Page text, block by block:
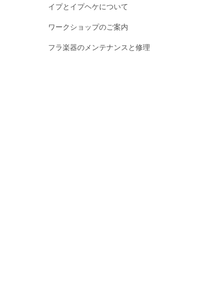
イプとイプヘケについて
ワークショップのご案内
フラ楽器のメンテナンスと修理